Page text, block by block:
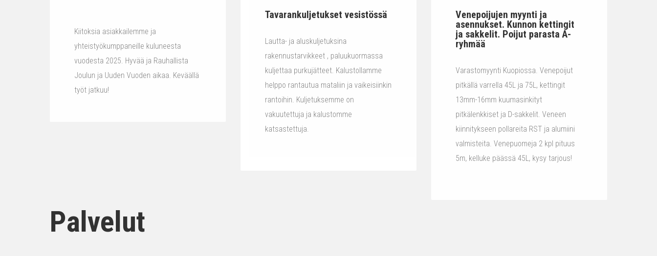
Kiitoksia asiakkailemme ja
yhteistyökumppaneille kuluneesta
vuodesta 2025. Hyvää ja Rauhallista
Joulun ja Uuden Vuoden aikaa. Keväällä
työt jatkuu!
Tavarankuljetukset vesistössä
Lautta- ja aluskuljetuksina
rakennustarvikkeet , paluukuormassa
kuljettaa purkujätteet. Kalustollamme
helppo rantautua mataliin ja vaikeisiinkin
rantoihin. Kuljetuksemme on
vakuutettuja ja kalustomme
katsastettuja.
Venepoijujen myynti ja
asennukset. Kunnon kettingit
ja sakkelit. Poijut parasta A-
ryhmää
Varastomyynti Kuopiossa. Venepoijut
pitkällä varrella 45L ja 75L, kettingit
13mm-16mm kuumasinkityt
pitkälenkkiset ja D-sakkelit. Veneen
kiinnitykseen pollareita RST ja alumiini
valmisteita. Venepuomeja 2 kpl pituus
5m, kelluke päässä 45L, kysy tarjous!
Palvelut